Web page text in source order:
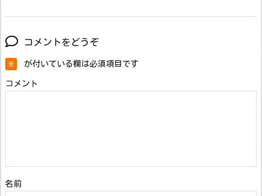
コメントをどうぞ
※ が付いている欄は必須項目です
コメント
名前